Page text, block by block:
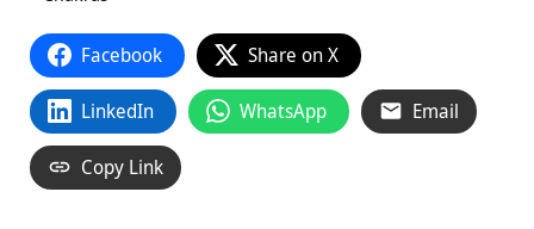
Facebook Share on X
LinkedIn WhatsApp Email
Copy Link